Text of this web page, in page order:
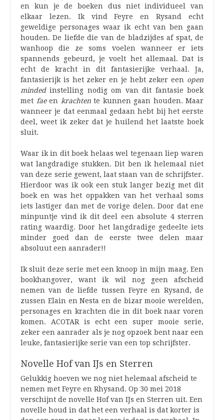
en kun je de boeken dus niet individueel van
elkaar lezen. Ik vind Feyre en Rysand echt
geweldige personages waar ik echt van ben gaan
houden. De liefde die van de bladzijdes af spat, de
wanhoop die ze soms voelen wanneer er iets
spannends gebeurd, je voelt het allemaal. Dat is
echt de kracht in dit fantasierijke verhaal. Ja,
fantasierijk is het zeker en je hebt zeker een open
mindedinstelling nodig om van dit fantasie boek
met faeen krachtente kunnen gaan houden. Maar
wanneer je dat eenmaal gedaan hebt bij het eerste
deel, weet ik zeker dat je huilend het laatste boek
sluit.
Waar ik in dit boek helaas wel tegenaan liep waren
wat langdradige stukken. Dit ben ik helemaal niet
van deze serie gewent, laat staan van de schrijfster.
Hierdoor was ik ook een stuk langer bezig met dit
boek en was het oppakken van het verhaal soms
iets lastiger dan met de vorige delen. Door dat ene
minpuntje vind ik dit deel een absolute 4 sterren
rating waardig. Door het langdradige gedeelte iets
minder goed dan de eerste twee delen maar
absoluut een aanrader!!
Ik sluit deze serie met een knoop in mijn maag. Een
bookhangover, want ik wil nog geen afscheid
nemen van de liefde tussen Feyre en Rysand, de
zussen Elain en Nesta en de bizar mooie werelden,
personages en krachten die in dit boek naar voren
komen. ACOTAR is echt een super mooie serie,
zeker een aanrader als je nog opzoek bent naar een
leuke, fantasierijke serie van een top schrijfster.
Novelle Hof van IJs en Sterren
Gelukkig hoeven we nog niet helemaal afscheid te
nemen met Feyre en Rhysand. Op 30 mei 2018
verschijnt de novelle Hof van IJs en Sterren uit. Een
novelle houd in dat het een verhaal is dat korter is